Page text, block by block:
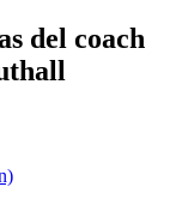
del coach